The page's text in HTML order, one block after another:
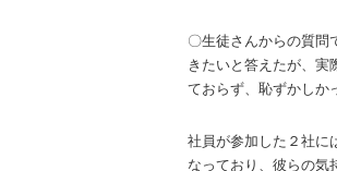
〇生徒さんからの質問
きたいと答えたが、実
ておらず、恥ずかしか
社員が参加した２社に
なっており、彼らの気